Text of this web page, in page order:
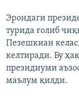
Эрондаги
турида ғолиб
Пезешкиан
келтиради. Бу
президиуми
маълум қилди.